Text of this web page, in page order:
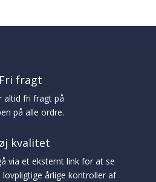
Fri fragt
altid fri fragt på
på alle ordre.
kvalitet
via et eksternt link for at se
lovpligtige årlige kontroller af